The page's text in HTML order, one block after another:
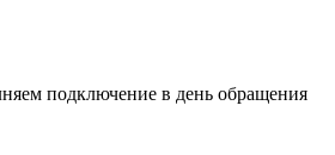
подключение в день обращения